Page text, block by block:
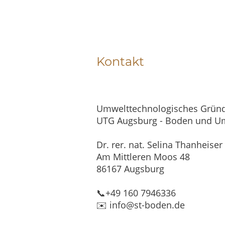
Kontakt
Umwelttechnologisches
UTG Augsburg - Boden und
Dr. rer. nat. Selina Thanheiser
Am Mittleren Moos 48
86167 Augsburg
📞+49 160 7946336
✉️ info@st-boden.de